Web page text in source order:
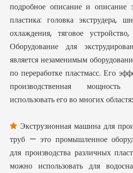
подробное описание и описание
пластика: головка экструдера,
охлаждения, тяговое
Оборудование для
является незаменимым
по переработке пластмасс. Его
производственная
использовать его во многих
 Экструзионная машина для
труб — это промышленное
для производства различных
можно использовать для